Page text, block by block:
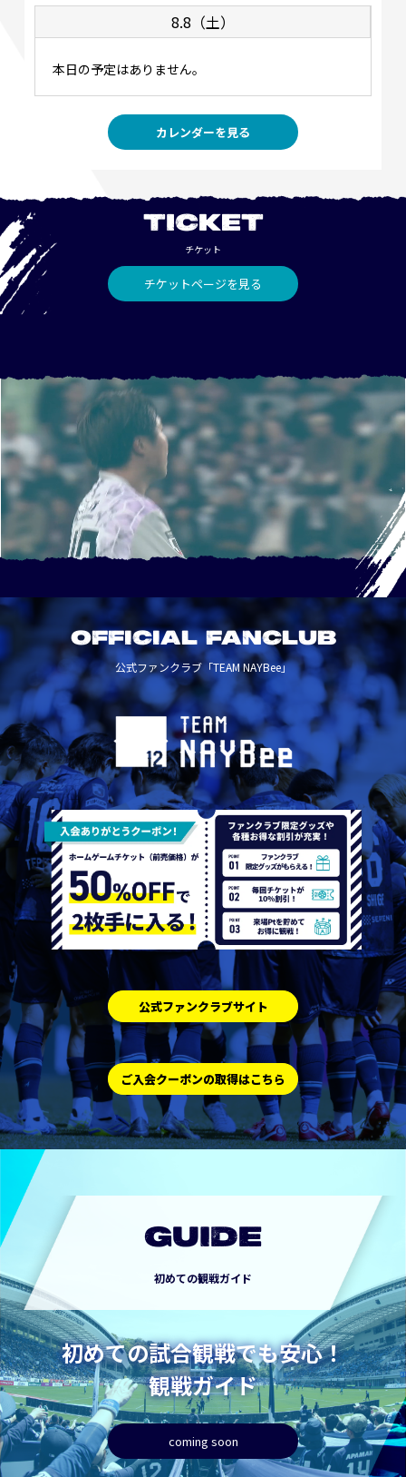
8.8（土）
本日の予定はありません。
カレンダーを見る
TICKET
チケット
チケットページを見る
OFFICIAL FANCLUB
公式ファンクラブ「TEAM NAYBee」
公式ファンクラブサイト
ご入会クーポンの取得はこちら
GUIDE
初めての観戦ガイド
初めての試合観戦でも安心！
観戦ガイド
coming soon